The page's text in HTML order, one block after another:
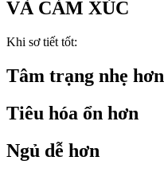
VÀ CẢM XÚC
Khi sơ tiết tốt:
Tâm trạng nhẹ hơn
Tiêu hóa ổn hơn
Ngủ dễ hơn